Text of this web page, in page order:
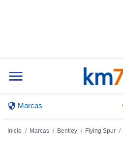
Marcas
Inicio Marcas Bentley Flying Spur